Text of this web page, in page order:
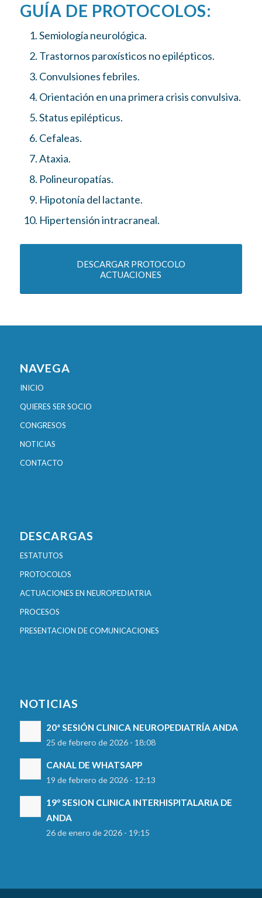
GUÍA DE PROTOCOLOS:
Semiología neurológica.
Trastornos paroxísticos no epilépticos.
Convulsiones febriles.
Orientación en una primera crisis convulsiva.
Status epilépticus.
Cefaleas.
Ataxia.
Polineuropatías.
Hipotonía del lactante.
Hipertensión intracraneal.
DESCARGAR PROTOCOLO
ACTUACIONES
NAVEGA
INICIO
QUIERES SER SOCIO
CONGRESOS
NOTICIAS
CONTACTO
DESCARGAS
ESTATUTOS
PROTOCOLOS
ACTUACIONES EN NEUROPEDIATRIA
PROCESOS
PRESENTACION DE COMUNICACIONES
NOTICIAS
20ª SESIÓN CLINICA NEUROPEDIATRÍA ANDA
25 de febrero de 2026 - 18:08
CANAL DE WHATSAPP
19 de febrero de 2026 - 12:13
19° SESION CLINICA INTERHISPITALARIA DE
ANDA
26 de enero de 2026 - 19:15